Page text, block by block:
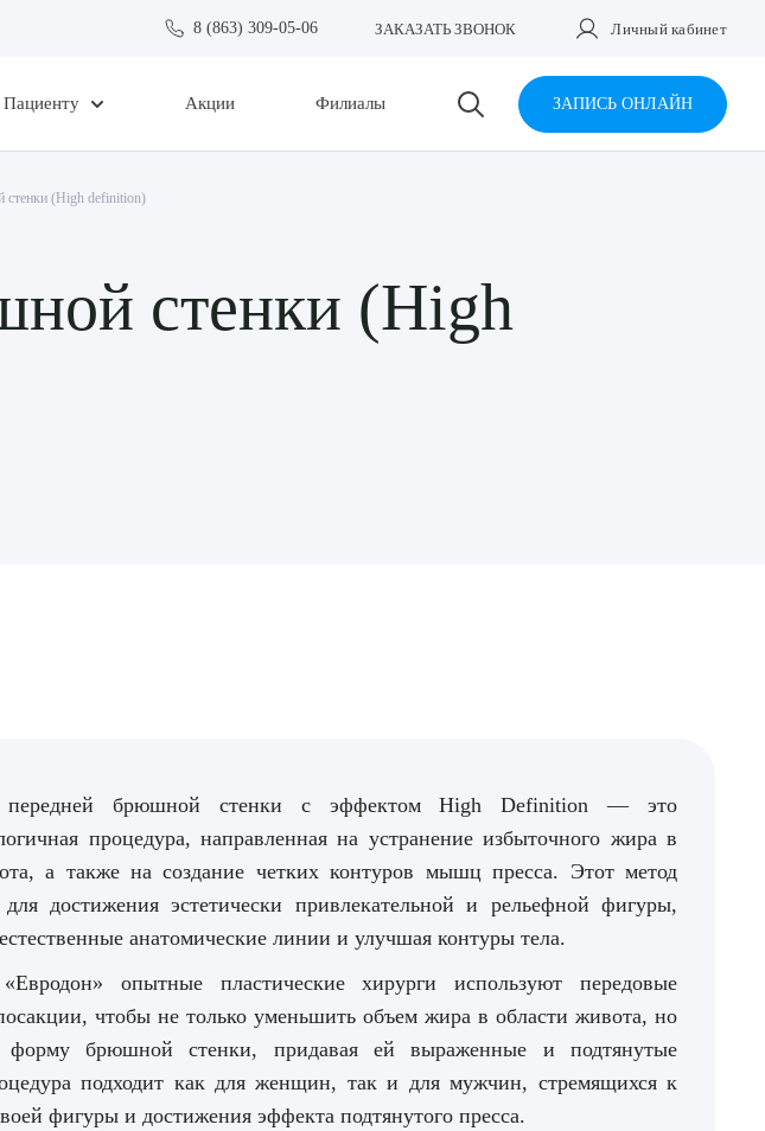
8 (863) 309-05-06 ЗАКАЗАТЬ ЗВОНОК Личный кабинет
Пациенту Акции Филиалы ЗАПИСЬ ОНЛАЙН
стенки (High definition)
стенки (High
передней брюшной стенки с эффектом High Definition — это
процедура, направленная на устранение избыточного жира в
а также на создание четких контуров мышц пресса. Этот метод
для достижения эстетически привлекательной и рельефной фигуры,
анатомические линии и улучшая контуры тела.
опытные пластические хирурги используют передовые
чтобы не только уменьшить объем жира в области живота, но
брюшной стенки, придавая ей выраженные и подтянутые
подходит как для женщин, так и для мужчин, стремящихся к
фигуры и достижения эффекта подтянутого пресса.